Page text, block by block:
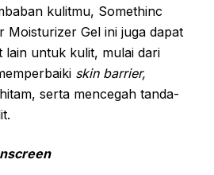
kulitmu, Somethinc
Moisturizer Gel ini juga dapat
lain untuk kulit, mulai dari
skin barrier,
serta mencegah tanda-